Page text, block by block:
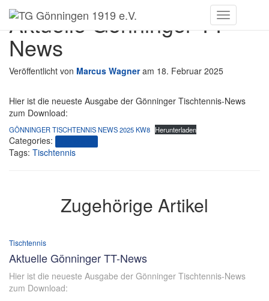
Toggle
Aktuelle Gönninger TT-
News
Veröffentlicht von Marcus Wagneram 18. Februar 2025
Hier ist die neueste Ausgabe der Gönninger Tischtennis-News
zum Download:
GÖNNINGER TISCHTENNIS NEWS 2025 KW8 Herunterladen
Categories:
Tags: Tischtennis
Zugehörige Artikel
Tischtennis
Aktuelle Gönninger TT-News
Hier ist die neueste Ausgabe der Gönninger Tischtennis-News
zum Download: